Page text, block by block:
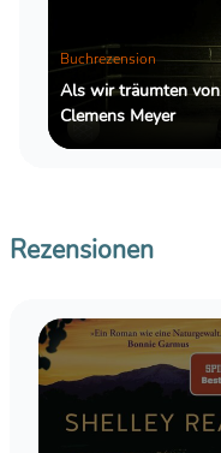
Buchrezension
Als wir träumten von
Clemens Meyer
Rezensionen